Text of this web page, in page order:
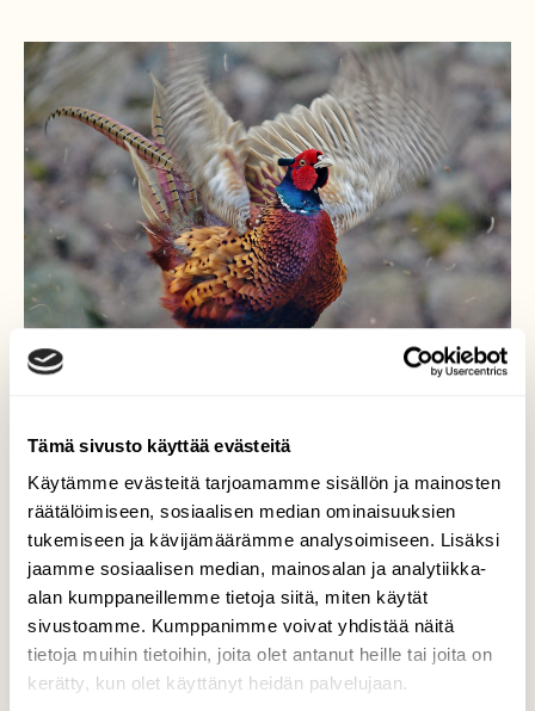
Tämä sivusto käyttää evästeitä
Käytämme evästeitä tarjoamamme sisällön ja mainosten
räätälöimiseen, sosiaalisen median ominaisuuksien
tukemiseen ja kävijämäärämme analysoimiseen. Lisäksi
jaamme sosiaalisen median, mainosalan ja analytiikka-
alan kumppaneillemme tietoja siitä, miten käytät
sivustoamme. Kumppanimme voivat yhdistää näitä
tietoja muihin tietoihin, joita olet antanut heille tai joita on
kerätty, kun olet käyttänyt heidän palvelujaan.
Se kukkomainen tapaus
Huudettuaan kuuluvaan "kö-ökk" äänensä,
on aika esitellä valiomuotoisuuttaan ja
kukkomaisuuttaan. Tämä kukko on
kohdannut matkalla haareminsa valtiaaksi
muutaman kukkotappelun. Pyrstön komein
sulka on melkein irti ja siksi siipien
räpyttelyssä irtoaakin muutama